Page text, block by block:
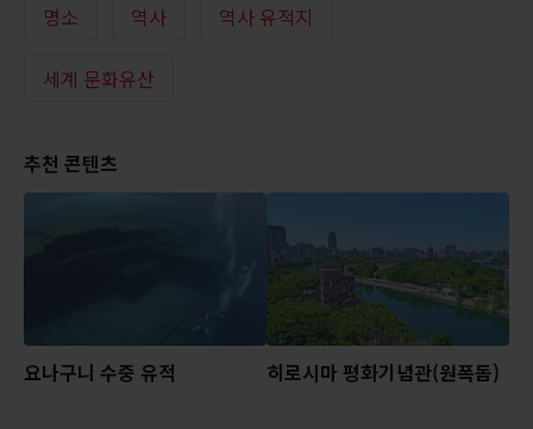
명소 역사 역사 유적지
세계 문화유산
추천 콘텐츠
요나구니 수중 유적 히로시마 평화기념관(원폭돔)